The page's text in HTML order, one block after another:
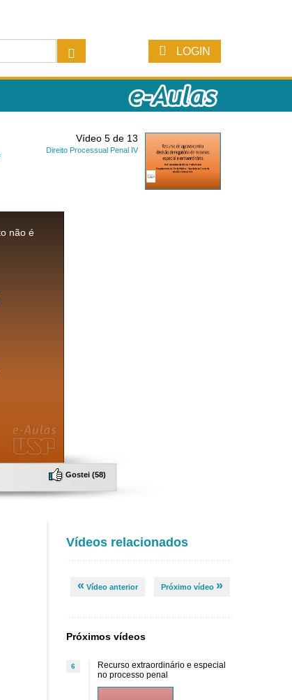
LOGIN
Vídeo 5 de 13
Direito Processual Penal IV
não é
Gostei (58)
Vídeos relacionados
« Vídeo anterior Próximo vídeo »
Próximos vídeos
6
Recurso extraordinário e especial
no processo penal